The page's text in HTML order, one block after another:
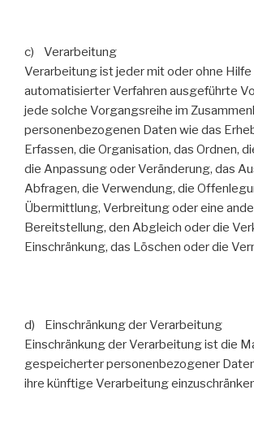
c) Verarbeitung
Verarbeitung ist jeder mit oder ohne Hilfe
automatisierter Verfahren ausgeführte
jede solche Vorgangsreihe im
personenbezogenen Daten wie das
Erfassen, die Organisation, das Ordnen,
die Anpassung oder Veränderung, das
Abfragen, die Verwendung, die
Übermittlung, Verbreitung oder eine
Bereitstellung, den Abgleich oder die
Einschränkung, das Löschen oder die
d) Einschränkung der Verarbeitung
Einschränkung der Verarbeitung ist die
gespeicherter personenbezogener
ihre künftige Verarbeitung